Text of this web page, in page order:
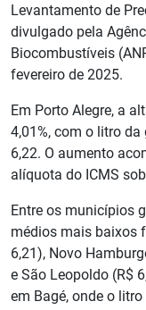
Levantamento de
divulgado pela
Biocombustíveis
fevereiro de 2025.
Em Porto Alegre, a
4,01%, com o litro
6,22. O aumento
alíquota do ICMS
Entre os municípios
médios mais baixos
6,21), Novo
e São Leopoldo (R$
em Bagé, onde o